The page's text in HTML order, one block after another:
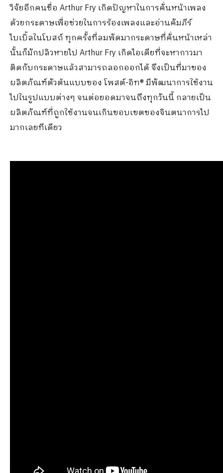
วิจัยอีกคนชื่อ Arthur Fry เกิดปัญหาในการคั่นหน้าเพลง
ด้วยกระดาษเพื่อช่วยในการร้องเพลงและอ่านคัมภีร์
ไบเบิ้ลในโบสถ์ ทุกครั้งที่ลมพัดมากระดาษที่คั่นหน้าเหล่า
นั้นก็มักปลิวหายไป Arthur Fry เกิดไอเดียที่จะหากาวมา
ติดกับกระดาษแล้วสามารถลอกออกได้ จึงเป็นที่มาของ
ผลิตภัณฑ์ตัวต้นแบบของ โพสต์-อิท® มีพัฒนาการใช้งาน
ไปในรูปแบบต่างๆ จนต่อยอดมาจนถึงทุกวันนี้ กลายเป็น
ผลิตภัณฑ์ที่ถูกใช้งานจนเกินขอบเขตของจินตนาการไป
มากเลยทีเดียว